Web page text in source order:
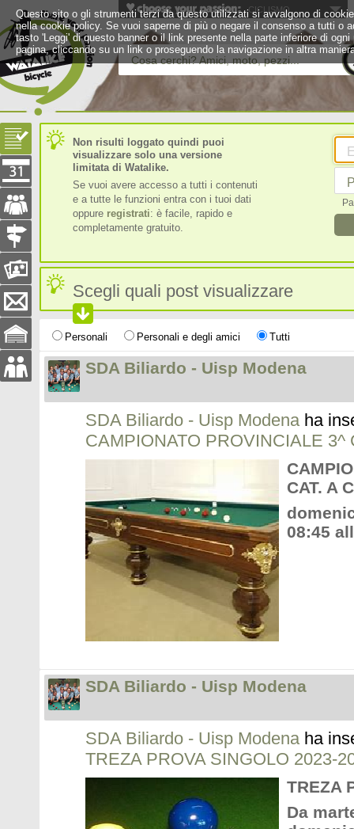
Cosa cerchi? Amici, moto, pezzi...
CICLISMO
Non risulti loggato quindi puoi
visualizzare solo una versione
limitata di Watalike.
Se vuoi avere accesso a tutti i contenuti
e a tutte le funzioni entra con i tuoi dati
oppure registrati: è facile, rapido e
completamente gratuito.
Scegli quali post visualizzare
Personali Personali e degli amici Tutti
SDA Biliardo - Uisp Modena
SDA Biliardo - Uisp Modenaha
CAMPIONATO PROVINCIALE 3^
CAT. A
08:45
SDA Biliardo - Uisp Modena
SDA Biliardo - Uisp Modenaha
TREZA PROVA SINGOLO 2023-
TREZA
Da
Questo sito o gli strumenti terzi da questo utilizzati si avvalgono di
nella cookie policy. Se vuoi saperne di più o negare il consenso a tutti o
tasto 'Leggi' di questo banner o il link presente nella parte inferiore di
pagina, cliccando su un link o proseguendo la navigazione in altra